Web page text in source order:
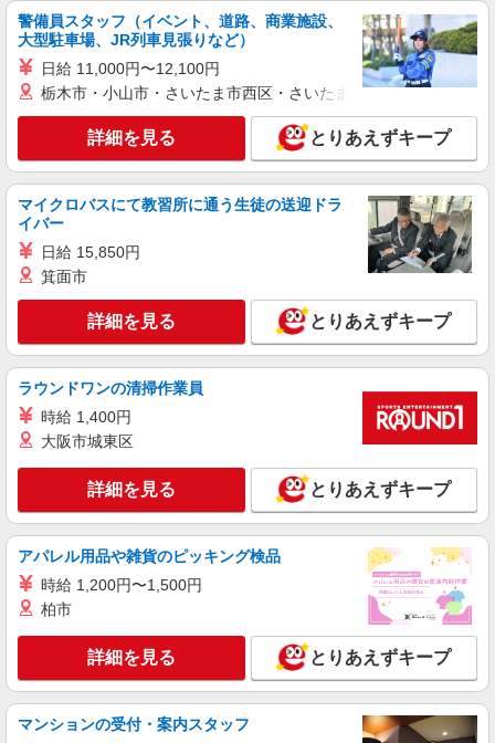
警備員スタッフ（イベント、道路、商業施設、
大型駐車場、JR列車見張りなど）
日給 11,000円〜12,100円
栃木市・小山市・さいたま市西区・さいたま市岩槻区・久喜市・
詳細を見る とりあえずキープ
マイクロバスにて教習所に通う生徒の送迎ドラ
イバー
日給 15,850円
箕面市
詳細を見る とりあえずキープ
ラウンドワンの清掃作業員
時給 1,400円
大阪市城東区
詳細を見る とりあえずキープ
アパレル用品や雑貨のピッキング検品
時給 1,200円〜1,500円
柏市
詳細を見る とりあえずキープ
マンションの受付・案内スタッフ